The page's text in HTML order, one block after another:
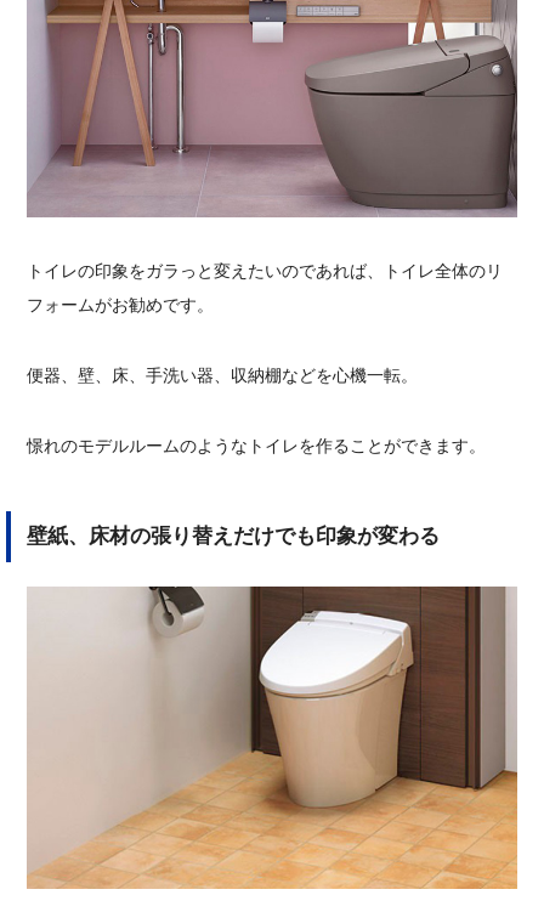
トイレの印象をガラっと変えたいのであれば、トイレ全体のリ
フォームがお勧めです。
便器、壁、床、手洗い器、収納棚などを心機一転。
憬れのモデルルームのようなトイレを作ることができます。
壁紙、床材の張り替えだけでも印象が変わる